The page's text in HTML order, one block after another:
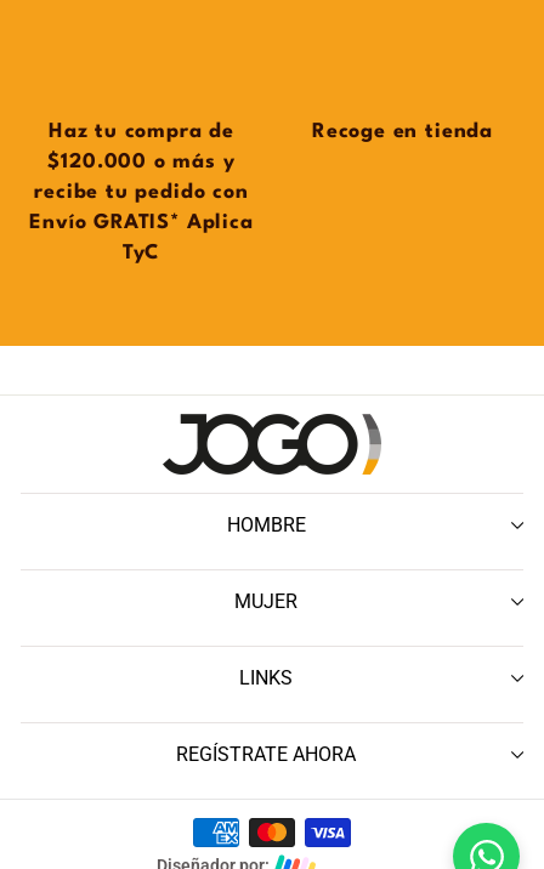
Haz tu compra de
$120.000 o más y
recibe tu pedido con
Envío GRATIS* Aplica
TyC
Recoge en tienda
HOMBRE
MUJER
LINKS
REGÍSTRATE AHORA